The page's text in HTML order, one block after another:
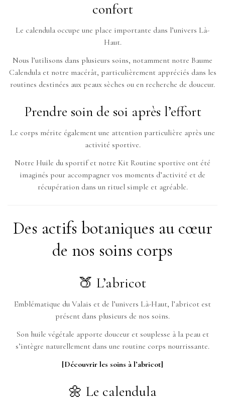
confort
Le calendula occupe une place importante dans l’univers Là-
Haut.
Nous l’utilisons dans plusieurs soins, notamment notre Baume
Calendula et notre macérât, particulièrement appréciés dans les
routines destinées aux peaux sèches ou en recherche de douceur.
Prendre soin de soi après l’effort
Le corps mérite également une attention particulière après une
activité sportive.
Notre Huile du sportif et notre Kit Routine sportive ont été
imaginés pour accompagner vos moments d’activité et de
récupération dans un rituel simple et agréable.
Des actifs botaniques au cœur
de nos soins corps
🍑 L’abricot
Emblématique du Valais et de l’univers Là-Haut, l’abricot est
présent dans plusieurs de nos soins.
Son huile végétale apporte douceur et souplesse à la peau et
s’intègre naturellement dans une routine corps nourrissante.
[Découvrir les soins à l’abricot]
🌼 Le calendula